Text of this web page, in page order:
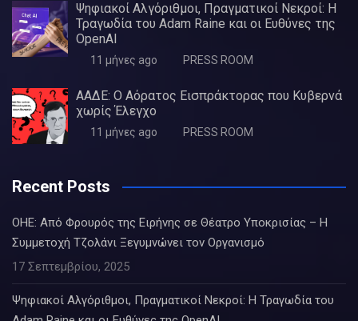
Ψηφιακοί Αλγόριθμοι, Πραγματικοί Νεκροί: Η
Τραγωδία του Adam Raine και οι Ευθύνες της
OpenAI
11 μήνες ago PRESS ROOM
ΑΑΔΕ: Ο Αόρατος Εισπράκτορας που Κυβερνά
χωρίς Έλεγχο
11 μήνες ago PRESS ROOM
Recent Posts
ΟΗΕ: Από Φρουρός της Ειρήνης σε Θέατρο Υποκρισίας – Η
Συμμετοχή Τζολάνι Ξεγυμνώνει τον Οργανισμό
17 Σεπτεμβρίου, 2025
Ψηφιακοί Αλγόριθμοι, Πραγματικοί Νεκροί: Η Τραγωδία του